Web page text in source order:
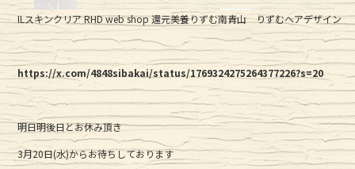
ILスキンクリア RHD web shop 還元美養りずむ南青山 りずむヘアデザイン
https://x.com/4848sibakai/status/1769324275264377226?s=20
明日明後日とお休み頂き
3月20日(水)からお待ちしております